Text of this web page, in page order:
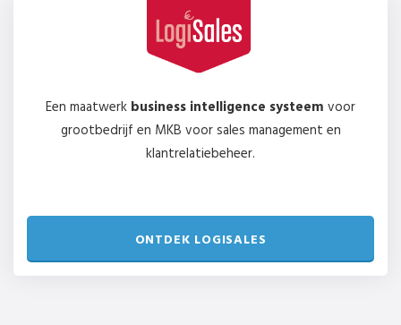
Een maatwerk business intelligence systeem voor
grootbedrijf en MKB voor sales management en
klantrelatiebeheer.
ONTDEK LOGISALES